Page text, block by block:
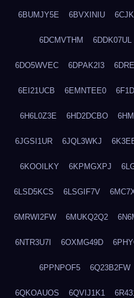
6BUMJY5E 6BVXINIU
6DCMVTHM 6DDK07UL
6DO5WVEC 6DPAK2I3
6EI21UCB 6EMNTEE0
6H6L0Z3E 6HD2DCBO
6JGSI1UR 6JQL3WKJ
6KOOILKY 6KPMGXPJ
6LSD5KCS 6LSGIF7V
6MRWI2FW 6MUKQ2Q2
6NTR3U7I 6OXMG49D
6PPNPOF5 6Q23B2FW
6QKOAUOS 6QVIJ1K1